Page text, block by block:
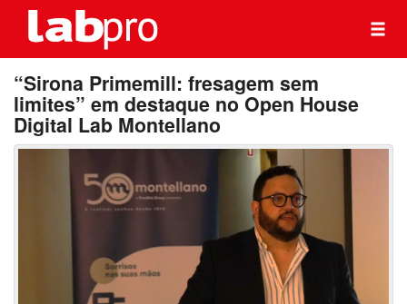
“Sirona Primemill: fresagem sem
limites” em destaque no Open House
Digital Lab Montellano